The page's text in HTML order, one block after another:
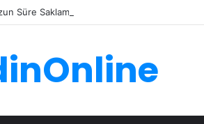
Süre Saklama İpuçları